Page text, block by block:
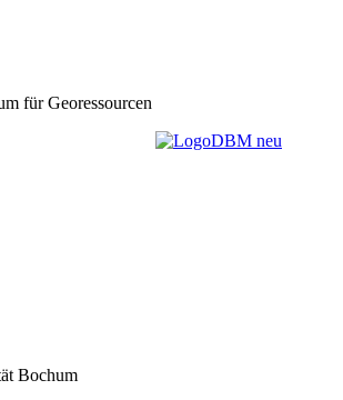
für Georessourcen
Bochum